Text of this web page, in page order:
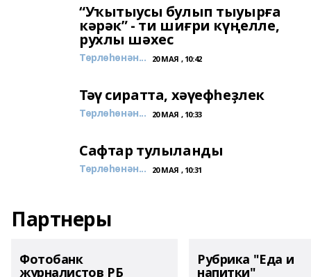
“Уҡытыусы булып тыуырға
кәрәк” - ти шиғри күңелле,
рухлы шәхес
Төрлөһөнән... 20 МАЯ , 10:42
Тәү сиратта, хәүефһеҙлек
Төрлөһөнән... 20 МАЯ , 10:33
Сафтар тулыланды
Төрлөһөнән... 20 МАЯ , 10:31
Партнеры
Фотобанк
журналистов РБ
Рубрика "Еда и
напитки"